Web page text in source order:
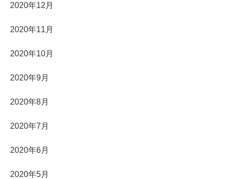
2020年12月
2020年11月
2020年10月
2020年9月
2020年8月
2020年7月
2020年6月
2020年5月